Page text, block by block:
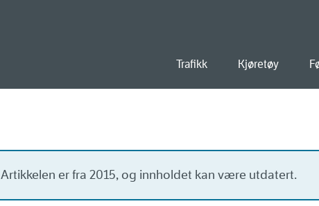
Trafikk Kjøretøy
Artikkelen er fra 2015, og innholdet kan være utdatert.